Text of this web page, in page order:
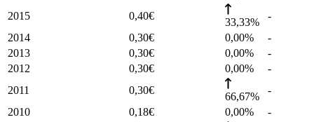
2015 0,40€
33,33%
-
2014
0,30€ 0,00%
-
2013
0,30€ 0,00%
-
2012
0,30€ 0,00%
-
2011
0,30€
66,67%
-
2010
0,18€ 0,00%
-